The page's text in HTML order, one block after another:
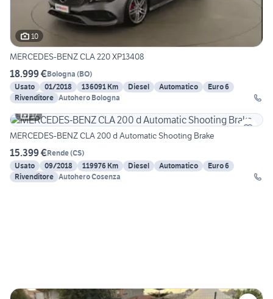
10
MERCEDES-BENZ CLA 220 XP13408
18.999 €Bologna (BO)
Usato
01/2018 136091 Km Diesel Automatico
Euro 6
Rivenditore Autohero Bologna
17
MERCEDES-BENZ CLA 200 d Automatic Shooting Brake
15.399 €Rende(CS)
Usato
09/2018 119976 Km Diesel Automatico
Euro 6
Rivenditore Autohero Cosenza